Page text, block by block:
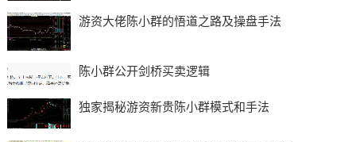
游资大佬陈小群的悟道之路及操盘手法
陈小群公开剑桥买卖逻辑
独家揭秘游资新贵陈小群模式和手法